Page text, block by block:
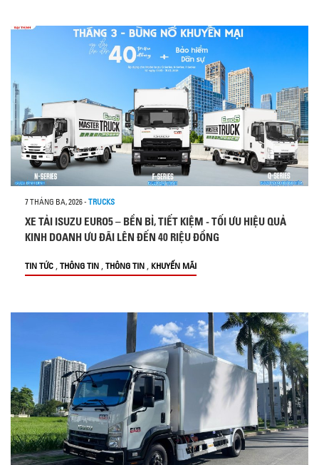
7 THÁNG BA, 2026- TRUCKS
XE TẢI ISUZU EURO5 – BỀN BỈ, TIẾT KIỆM - TỐI ƯU HIỆU QUẢ
KINH DOANH ƯU ĐÃI LÊN ĐẾN 40 RIỆU ĐỒNG
TIN TỨC , THÔNG TIN , THÔNG TIN , KHUYẾN MÃI